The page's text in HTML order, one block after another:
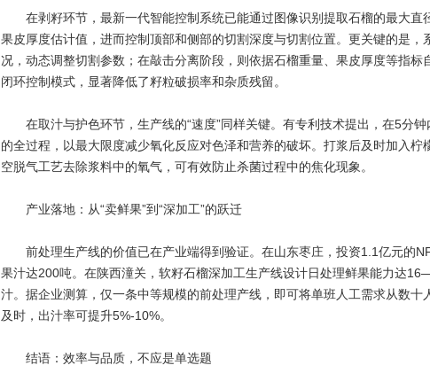
在剥籽环节，最新一代智能控制系统已能通过图像识别提取石榴的最大直
果皮厚度估计值，进而控制顶部和侧部的切割深度与切割位置。更关键的是，
况，动态调整切割参数；在敲击分离阶段，则依据石榴重量、果皮厚度等指
闭环控制模式，显著降低了籽粒破损率和杂质残留。
在取汁与护色环节，生产线的“速度”同样关键。有专利技术提出，在5分钟
的全过程，以最大限度减少氧化反应对色泽和营养的破坏。打浆后及时加入
空脱气工艺去除浆料中的氧气，可有效防止杀菌过程中的焦化现象。
产业落地：从“卖鲜果”到“深加工”的跃迁
前处理生产线的价值已在产业端得到验证。在山东枣庄，投资1.1亿元的
果汁达200吨。在陕西潼关，软籽石榴深加工生产线设计日处理鲜果能力达
汁。据企业测算，仅一条中等规模的前处理产线，即可将单班人工需求从数
及时，出汁率可提升5%-10%。
结语：效率与品质，不应是单选题